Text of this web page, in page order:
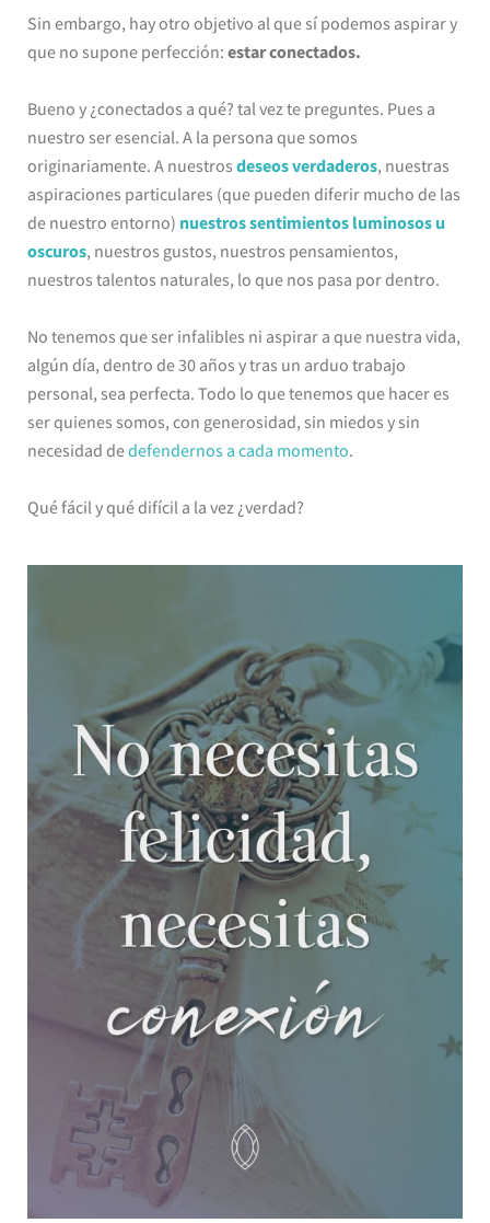
Sin embargo, hay otro objetivo al que sí podemos aspirar y
que no supone perfección: estar conectados.
Bueno y ¿conectados a qué? tal vez te preguntes. Pues a
nuestro ser esencial. A la persona que somos
originariamente. A nuestros deseos verdaderos, nuestras
aspiraciones particulares (que pueden diferir mucho de las
de nuestro entorno) nuestros sentimientos luminosos u
oscuros, nuestros gustos, nuestros pensamientos,
nuestros talentos naturales, lo que nos pasa por dentro.
No tenemos que ser infalibles ni aspirar a que nuestra vida,
algún día, dentro de 30 años y tras un arduo trabajo
personal, sea perfecta. Todo lo que tenemos que hacer es
ser quienes somos, con generosidad, sin miedos y sin
necesidad dedefendernos a cada momento.
Qué fácil y qué difícil a la vez ¿verdad?